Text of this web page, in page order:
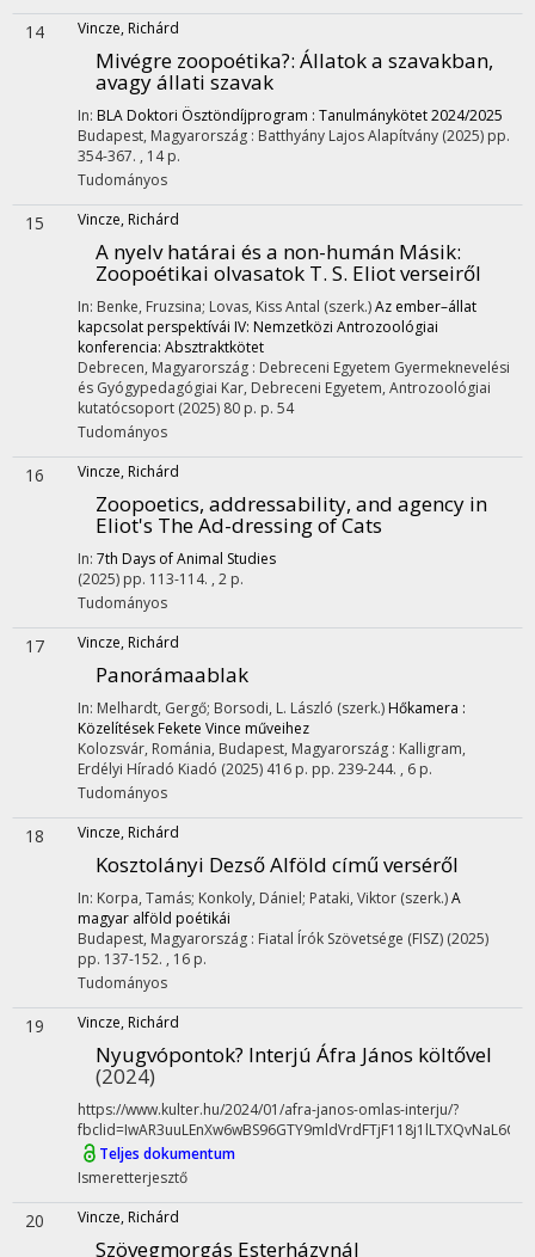
14 Vincze, Richárd
Mivégre zoopoétika?: Állatok a szavakban,
avagy állati szavak
In: BLA Doktori Ösztöndíjprogram : Tanulmánykötet 2024/2025
Budapest, Magyarország : Batthyány Lajos Alapítvány (2025) pp.
354-367. , 14 p.
Tudományos
15 Vincze, Richárd
A nyelv határai és a non-humán Másik:
Zoopoétikai olvasatok T. S. Eliot verseiről
In: Benke, Fruzsina; Lovas, Kiss Antal (szerk.)Az ember–állat
kapcsolat perspektívái IV: Nemzetközi Antrozoológiai
konferencia: Absztraktkötet
Debrecen, Magyarország : Debreceni Egyetem Gyermeknevelési
és Gyógypedagógiai Kar, Debreceni Egyetem, Antrozoológiai
kutatócsoport (2025) 80 p. p. 54
Tudományos
16 Vincze, Richárd
Zoopoetics, addressability, and agency in
Eliot's The Ad-dressing of Cats
In: 7th Days of Animal Studies
(2025) pp. 113-114. , 2 p.
Tudományos
17 Vincze, Richárd
Panorámaablak
In: Melhardt, Gergő; Borsodi, L. László (szerk.) Hőkamera :
Közelítések Fekete Vince műveihez
Kolozsvár, Románia, Budapest, Magyarország : Kalligram,
Erdélyi Híradó Kiadó (2025) 416 p. pp. 239-244. , 6 p.
Tudományos
18 Vincze, Richárd
Kosztolányi Dezső Alföld című verséről
In: Korpa, Tamás; Konkoly, Dániel; Pataki, Viktor (szerk.)A
magyar alföld poétikái
Budapest, Magyarország : Fiatal Írók Szövetsége (FISZ) (2025)
pp. 137-152. , 16 p.
Tudományos
19 Vincze, Richárd
Nyugvópontok? Interjú Áfra János költővel
(2024)
https://www.kulter.hu/2024/01/afra-janos-omlas-interju/?
Teljes dokumentum
Ismeretterjesztő
20 Vincze, Richárd
Szövegmorgás Esterházynál